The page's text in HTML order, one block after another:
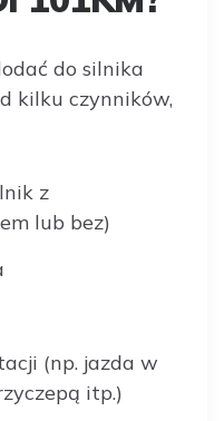
do silnika
kilku czynników,
z
lub bez)
(np. jazda w
itp.)